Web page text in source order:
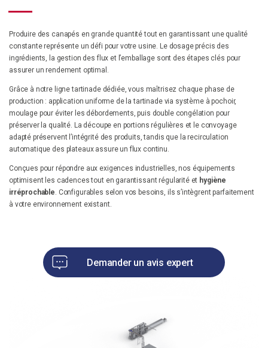
Un besoin d'optimisation ? Un projet ?
Vous avez un projet d’amélioration de process de production ? Des
besoins d’optimisation de production ?
Contactez nos équipes
Produire des canapés en grande quantité tout en garantissant une qualité
constante représente un défi pour votre usine. Le dosage précis des
ingrédients, la gestion des flux et l’emballage sont des étapes clés pour
assurer un rendement optimal.
Grâce à notre ligne tartinade dédiée, vous maîtrisez chaque phase de
production : application uniforme de la tartinade via système à pochoir,
moulage pour éviter les débordements, puis double congélation pour
préserver la qualité. La découpe en portions régulières et le convoyage
adapté préservent l’intégrité des produits, tandis que la recirculation
automatique des plateaux assure un flux continu.
Conçues pour répondre aux exigences industrielles, nos équipements
optimisent les cadences tout en garantissant régularité et hygiène
irréprochable. Configurables selon vos besoins, ils s’intègrent parfaitement
à votre environnement existant.
Demander un avis expert